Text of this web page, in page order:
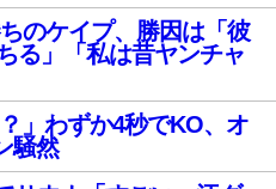
のケイプ、勝因は「彼
る」「私は昔ヤンチャ
」わずか4秒でKO、オ
騒然